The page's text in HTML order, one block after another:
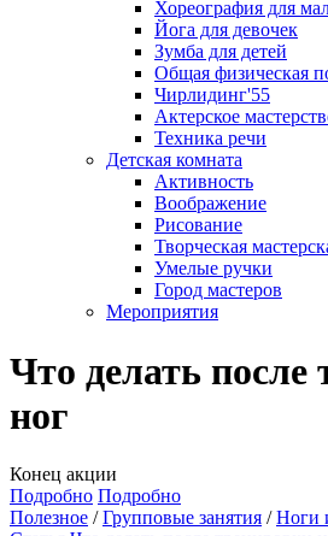
Хореография для
Йога для девочек
Зумба для детей
Общая физическая
Чирлидинг'55
Актерское
Техника речи
Детская комната
Активность
Воображение
Рисование
Творческая
Умелые ручки
Город мастеров
Мероприятия
Что делать после
ног
Конец акции
Подробно Подробно
Полезное
Групповые занятия
Ноги